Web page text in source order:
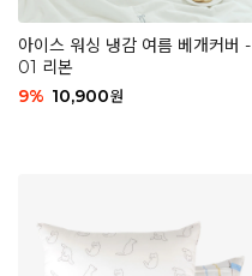
아이스 워싱 냉감 여름 베개커버 -
01 리본
9% 10,900원